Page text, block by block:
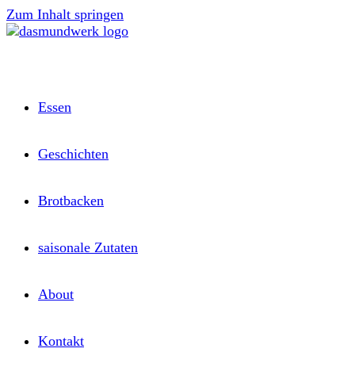
Zum Inhalt springen
Essen
Geschichten
Brotbacken
saisonale Zutaten
About
Kontakt